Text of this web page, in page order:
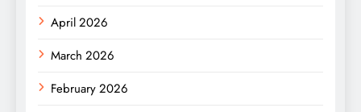
April 2026
March 2026
February 2026